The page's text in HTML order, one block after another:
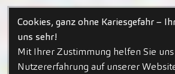
Cookies, ganz ohne Kariesgefahr –
uns sehr!
Mit Ihrer Zustimmung helfen Sie
Nutzererfahrung auf unserer